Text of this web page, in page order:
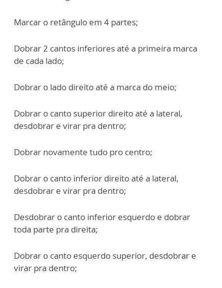
Marcar o retângulo em 4 partes;
Dobrar 2 cantos inferiores até a primeira marca
de cada lado;
Dobrar o lado direito até a marca do meio;
Dobrar o canto superior direito até a lateral,
desdobrar e virar pra dentro;
Dobrar novamente tudo pro centro;
Dobrar o canto inferior direito até a lateral,
desdobrar e virar pra dentro;
Desdobrar o canto inferior esquerdo e dobrar
toda parte pra direita;
Dobrar o canto esquerdo superior, desdobrar e
virar pra dentro;